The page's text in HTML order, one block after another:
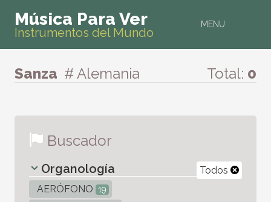
MENU
Música Para Ver
Instrumentos del Mundo
Sanza # Alemania Total: 0
Buscador
Todos
Organología
AERÓFONO 19